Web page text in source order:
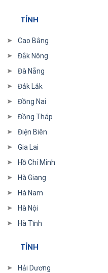
TỈNH
Cao Bằng
Đắk Nông
Đà Nẵng
Đắk Lắk
Đồng Nai
Đồng Tháp
Điện Biên
Gia Lai
Hồ Chí Minh
Hà Giang
Hà Nam
Hà Nội
Hà Tĩnh
TỈNH
Hải Dương